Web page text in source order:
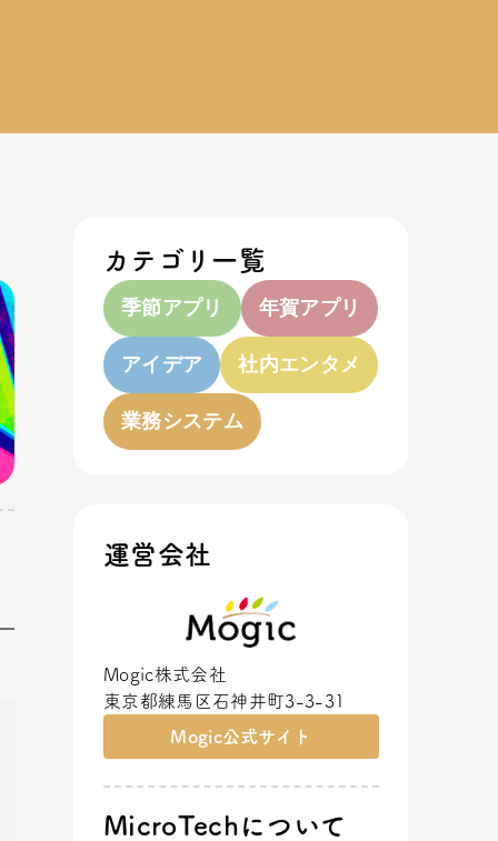
カテゴリ一覧
季節アプリ 年賀アプリ
アイデア 社内エンタメ
業務システム
運営会社
Mogic株式会社
東京都練馬区石神井町3-3-31
Mogic公式サイト
MicroTechについて